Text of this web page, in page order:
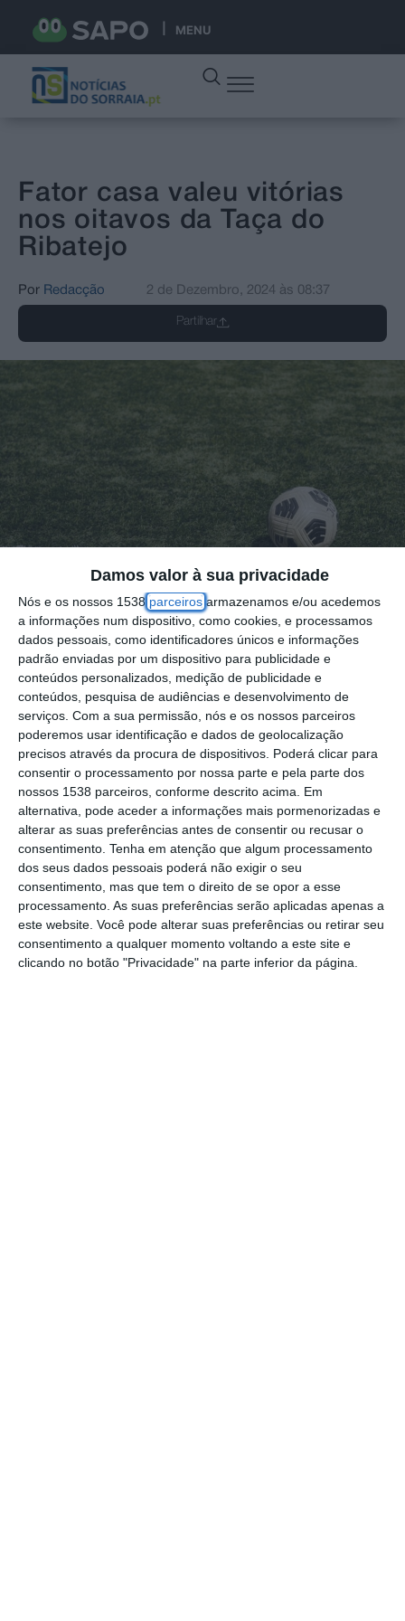
Damos valor à sua privacidade
Nós e os nossos 1538 parceiros armazenamos e/ou acedemos
a informações num dispositivo, como cookies, e processamos
dados pessoais, como identificadores únicos e informações
padrão enviadas por um dispositivo para publicidade e
conteúdos personalizados, medição de publicidade e
conteúdos, pesquisa de audiências e desenvolvimento de
serviços. Com a sua permissão, nós e os nossos parceiros
poderemos usar identificação e dados de geolocalização
precisos através da procura de dispositivos. Poderá clicar para
consentir o processamento por nossa parte e pela parte dos
nossos 1538 parceiros, conforme descrito acima. Em
alternativa, pode aceder a informações mais pormenorizadas e
alterar as suas preferências antes de consentir ou recusar o
consentimento. Tenha em atenção que algum processamento
dos seus dados pessoais poderá não exigir o seu
consentimento, mas que tem o direito de se opor a esse
processamento. As suas preferências serão aplicadas apenas a
este website. Você pode alterar suas preferências ou retirar seu
consentimento a qualquer momento voltando a este site e
clicando no botão "Privacidade" na parte inferior da página.
MENU
Fator casa valeu vitórias
nos oitavos da Taça do
Ribatejo
Por Redacção 2 de Dezembro, 2024 às 08:37
Partilhar
Jogaram-se este domingo os jogos dos
oitavos de final da Taça do Ribatejo em
futebol, com o fator casa a valer sete das
oitos vitórias dos encontros que colocaram
em frente os dezasseis finalistas da
competição.
Destaque para a passagem do Samora
Correia, Fazendense e Águias de Alpiarça
aos quartos de final, cujos jogos se disputam